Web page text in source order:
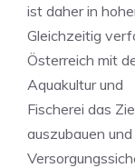
ist daher in
Gleichzeitig
Österreich mit
Aquakultur und
Fischerei das
auszubauen und